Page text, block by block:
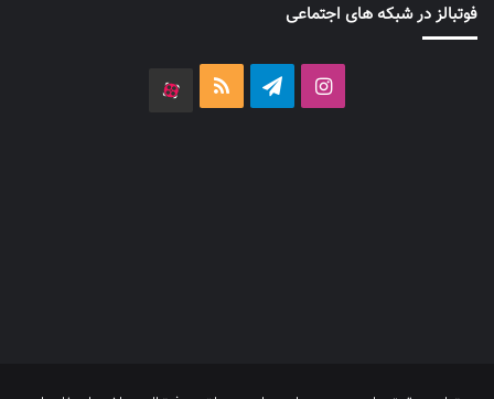
فوتبالز در شبکه های اجتماعی
اینستاگرامتلگرام خوراک